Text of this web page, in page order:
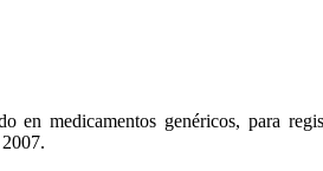
en medicamentos genéricos, para